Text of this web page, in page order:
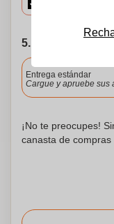
5. Elija su fecha
Entrega estándar
Cargue y apruebe sus
¡No te preocupes!
canasta de compras